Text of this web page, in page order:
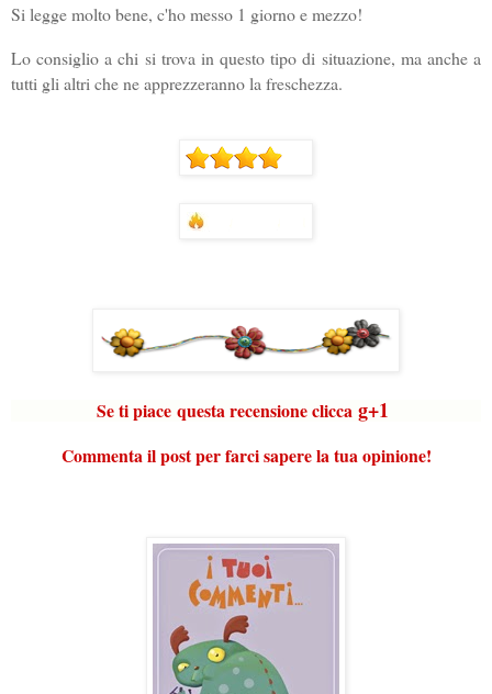
Si legge molto bene, c'ho messo 1 giorno e mezzo!
Lo consiglio a chi si trova in questo tipo di situazione, ma anche a
tutti gli altri che ne apprezzeranno la freschezza.
Se ti piace questa recensione clicca g+1
Commenta il post per farci sapere la tua opinione!